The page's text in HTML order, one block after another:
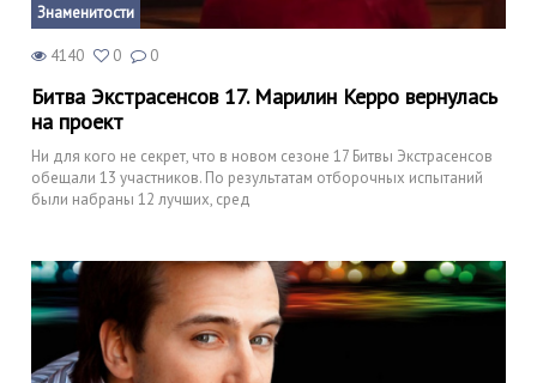
Знаменитости
4140 0 0
Битва Экстрасенсов 17. Марилин Керро вернулась
на проект
Ни для кого не секрет, что в новом сезоне 17 Битвы Экстрасенсов
обещали 13 участников. По результатам отборочных испытаний
были набраны 12 лучших, сред